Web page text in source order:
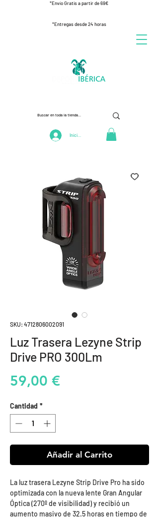
*Envío Gratis a partir de 69€
*Entregas desde 24 horas
Iniciar Sesión
SKU: 4712806002091
Luz Trasera Lezyne Strip
Drive PRO 300Lm
59,00 €Precio
Cantidad *
Añadir al Carrito
La luz trasera Lezyne Strip Drive Pro ha sido
optimizada con la nueva lente Gran Angular
Óptica (270º de visibilidad) y recibió un
aumento masivo de 32.5 horas en tiempo de